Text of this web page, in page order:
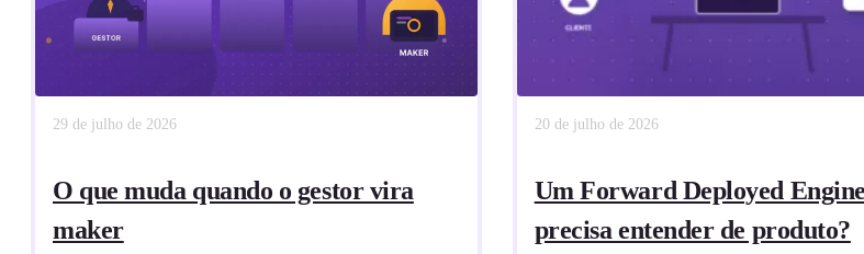
29 de julho de 2026
O que muda quando o gestor vira
maker
20 de julho de 2026
Um Forward Deployed
precisa entender de produto?